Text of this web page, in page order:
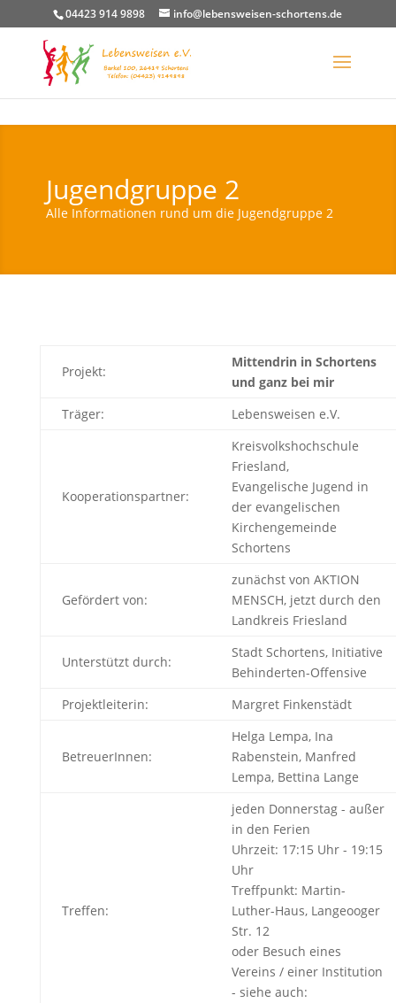
04423 914 9898 info@lebensweisen-schortens.de
Jugendgruppe 2
Alle Informationen rund um die Jugendgruppe 2
Projekt:
Mittendrin in Schortens
und ganz bei mir
Träger:
Lebensweisen e.V.
Kooperationspartner:
Kreisvolkshochschule
Friesland,
Evangelische Jugend in
der evangelischen
Kirchengemeinde
Schortens
Gefördert von:
zunächst von AKTION
MENSCH, jetzt durch den
Landkreis Friesland
Unterstützt durch:
Stadt Schortens, Initiative
Behinderten-Offensive
Projektleiterin:
Margret Finkenstädt
BetreuerInnen:
Helga Lempa, Ina
Rabenstein, Manfred
Lempa, Bettina Lange
Treffen:
jeden Donnerstag - außer
in den Ferien
Uhrzeit: 17:15 Uhr - 19:15
Uhr
Treffpunkt: Martin-
Luther-Haus, Langeooger
Str. 12
oder Besuch eines
Vereins / einer Institution
- siehe auch: